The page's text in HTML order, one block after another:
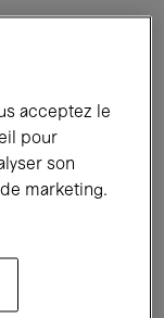
acceptez le
pour
son
marketing.